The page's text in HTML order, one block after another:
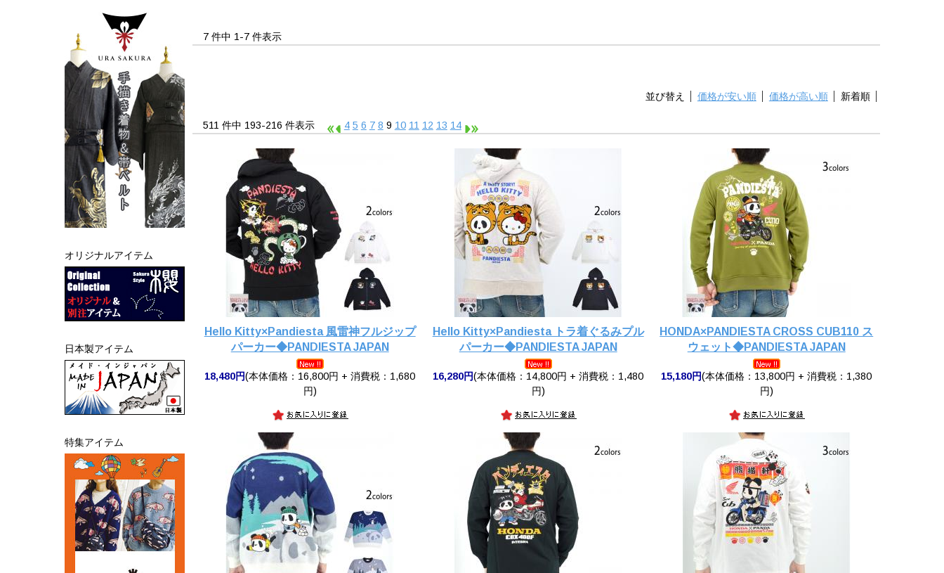
オリジナルアイテム
日本製アイテム
特集アイテム
7 件中 1-7 件表示
並び替え 価格が安い順 価格が高い順 新着順
511 件中 193-216 件表示 4 5 6 7 8 9 10 11 12 13 14
Hello Kitty×Pandiesta 風雷神フルジップ
パーカー◆PANDIESTA JAPAN
18,480円(本体価格：16,800円 + 消費税：1,680
円)
Hello Kitty×Pandiesta トラ着ぐるみプル
パーカー◆PANDIESTA JAPAN
16,280円(本体価格：14,800円 + 消費税：1,480
円)
HONDA×PANDIESTA CROSS CUB110 ス
ウェット◆PANDIESTA JAPAN
15,180円(本体価格：13,800円 + 消費税：1,380
円)